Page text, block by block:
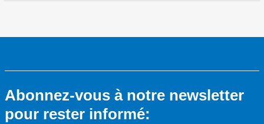
Abonnez-vous à notre newsletter
pour rester informé: